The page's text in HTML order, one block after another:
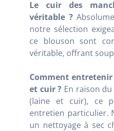
Le cuir des
véritable ?
notre sélection
ce blouson sont
véritable, offrant
Comment
et cuir ? En raison
(laine et cuir), ce
entretien particulier.
un nettoyage à sec